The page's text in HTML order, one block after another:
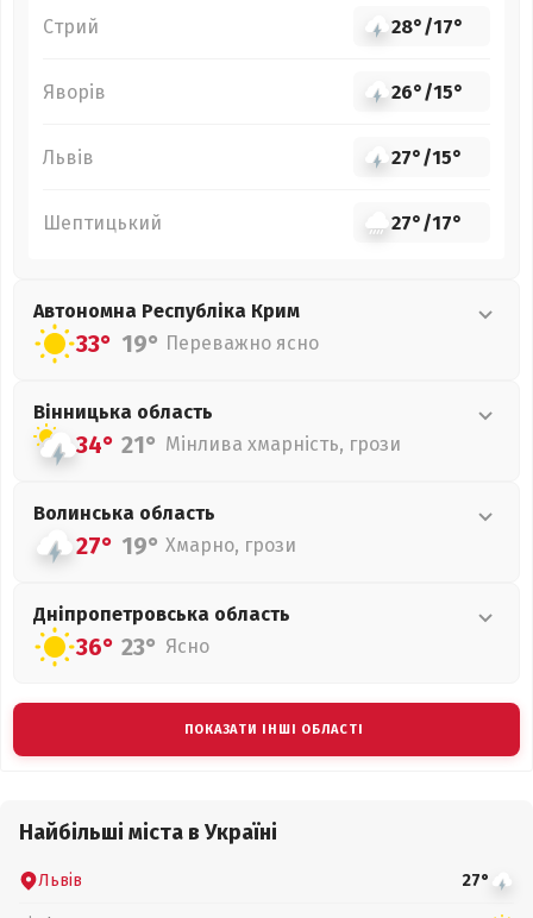
Стрий 28°/17°
Яворів 26°/15°
Львів 27°/15°
Шептицький 27°/17°
Автономна Республіка Крим
33° 19° Переважно ясно
Вінницька область
34° 21° Мінлива хмарність, грози
Волинська область
27° 19° Хмарно, грози
Дніпропетровська область
36° 23° Ясно
ПОКАЗАТИ ІНШІ ОБЛАСТІ
Найбільші міста в Україні
Львів 27°